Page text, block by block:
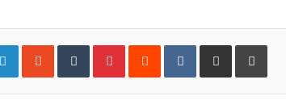
LinkedIn StumbleUpon Tumblr Pinterest Reddit VKontakte E-Posta ile paylaş